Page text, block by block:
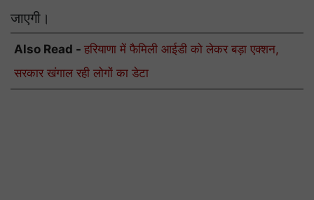
जाएगी।
Also Read - हरियाणा में फैमिली आईडी को लेकर बड़ा एक्शन,
सरकार खंगाल रही लोगों का डेटा